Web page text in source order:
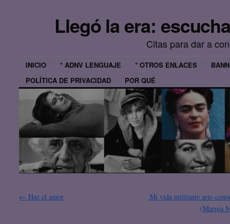
Llegó la era:
Citas para dar a
INICIO * ADNV LENGUAJE * OTROS ENLACES
POLÍTICA DE PRIVACIDAD
POR QUÉ
← Haz el amor
Mi vida militante arte-
(Maruja